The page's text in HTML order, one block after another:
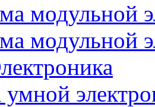
модульной
модульной
умной